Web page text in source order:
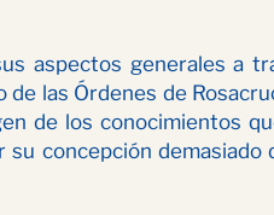
aspectos generales a
las Órdenes de
de los conocimientos
concepción